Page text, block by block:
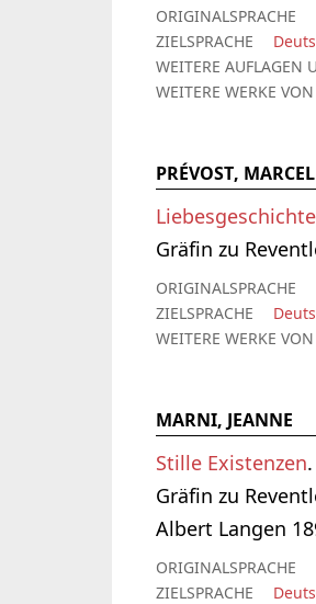
ORIGINALSPRACHE
ZIELSPRACHE
WEITERE AUFLAGEN
WEITERE WERKE VON
PRÉVOST, MARCEL
Gräfin zu
ORIGINALSPRACHE
ZIELSPRACHE
WEITERE WERKE VON
MARNI, JEANNE
Stille Existenzen
Gräfin zu
Albert Langen
ORIGINALSPRACHE
ZIELSPRACHE